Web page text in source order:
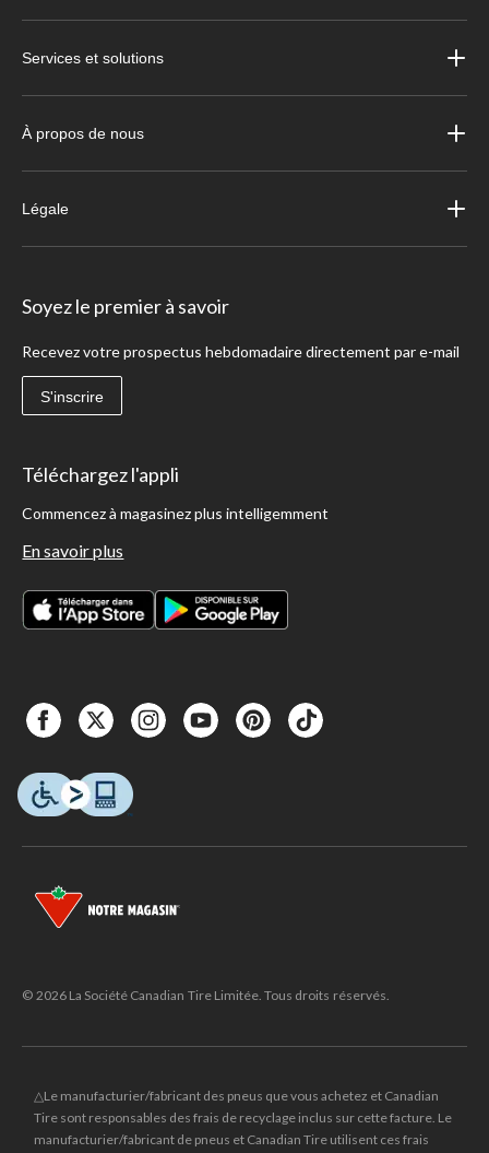
Services et solutions
À propos de nous
Légale
Soyez le premier à savoir
Recevez votre prospectus hebdomadaire directement par e-mail
S'inscrire
Téléchargez l'appli
Commencez à magasinez plus intelligemment
En savoir plus
© 2026 La Société Canadian Tire Limitée. Tous droits réservés.
△Le manufacturier/fabricant des pneus que vous achetez et Canadian
Tire sont responsables des frais de recyclage inclus sur cette facture. Le
manufacturier/fabricant de pneus et Canadian Tire utilisent ces frais